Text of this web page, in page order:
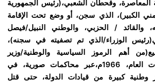
المعاصرة، وقحطان الشعبي،(رئيس الجمهورية
الكبير)، الذي سجن، أو وضع تحت الإقامة
والقائد / الحزبي، والوطني النبيل/فيصل
الوزراء/الذي تم تصفيته في سجنه)،
أهم الرموز السياسية والوطنية/وزير
الخارجية)، واعدامات العام، 1966م،عبر محاكمات صورية، في
وطنية كبيرة من قيادات الدولة، حتى قتل